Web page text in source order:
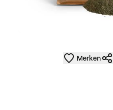
Merken